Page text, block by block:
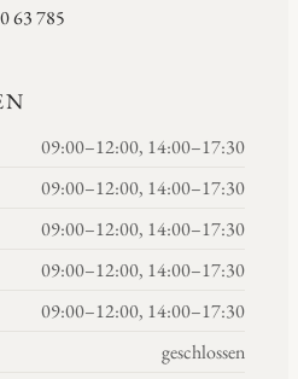
63 785
09:00–12:00, 14:00–17:30
09:00–12:00, 14:00–17:30
09:00–12:00, 14:00–17:30
09:00–12:00, 14:00–17:30
09:00–12:00, 14:00–17:30
geschlossen